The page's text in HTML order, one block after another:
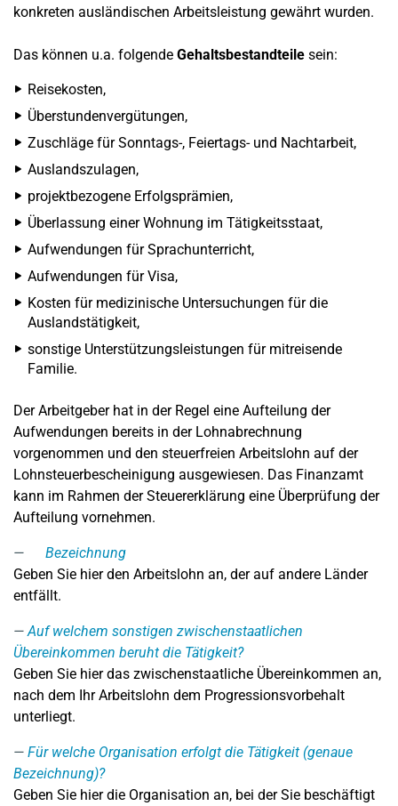
konkreten ausländischen Arbeitsleistung gewährt wurden.
Das können u.a. folgende Gehaltsbestandteile sein:
Reisekosten,
Überstundenvergütungen,
Zuschläge für Sonntags-, Feiertags- und Nachtarbeit,
Auslandszulagen,
projektbezogene Erfolgsprämien,
Überlassung einer Wohnung im Tätigkeitsstaat,
Aufwendungen für Sprachunterricht,
Aufwendungen für Visa,
Kosten für medizinische Untersuchungen für die
Auslandstätigkeit,
sonstige Unterstützungsleistungen für mitreisende
Familie.
Der Arbeitgeber hat in der Regel eine Aufteilung der
Aufwendungen bereits in der Lohnabrechnung
vorgenommen und den steuerfreien Arbeitslohn auf der
Lohnsteuerbescheinigung ausgewiesen. Das Finanzamt
kann im Rahmen der Steuererklärung eine Überprüfung der
Aufteilung vornehmen.
Bezeichnung
Geben Sie hier den Arbeitslohn an, der auf andere Länder
entfällt.
Auf welchem sonstigen zwischenstaatlichen
Übereinkommen beruht die Tätigkeit?
Geben Sie hier das zwischenstaatliche Übereinkommen an,
nach dem Ihr Arbeitslohn dem Progressionsvorbehalt
unterliegt.
Für welche Organisation erfolgt die Tätigkeit (genaue
Bezeichnung)?
Geben Sie hier die Organisation an, bei der Sie beschäftigt